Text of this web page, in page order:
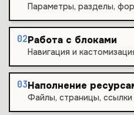
Параметры, разделы,
02Работа с блоками
Навигация и
03Наполнение
Файлы, страницы, ссылки